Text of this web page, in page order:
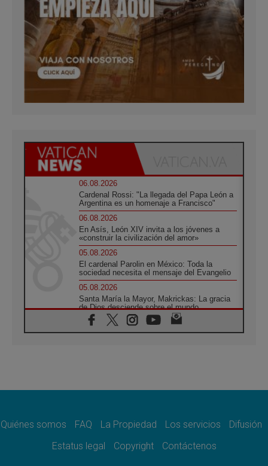
06.08.2026
Cardenal Rossi: "La llegada del Papa León a
Argentina es un homenaje a Francisco"
06.08.2026
En Asís, León XIV invita a los jóvenes a
«construir la civilización del amor»
05.08.2026
El cardenal Parolin en México: Toda la
sociedad necesita el mensaje del Evangelio
05.08.2026
Santa María la Mayor, Makrickas: La gracia
de Dios desciende sobre el mundo
05.08.2026
Cristianos y confucianos: Respeto y
dolor, una Iglesia que no se rinde"
La Fuerza del "Círculo de Héroes" con el
Quiénes somos FAQ La Propiedad Los servicios
Difusión
Estatus legal
Copyright Contáctenos